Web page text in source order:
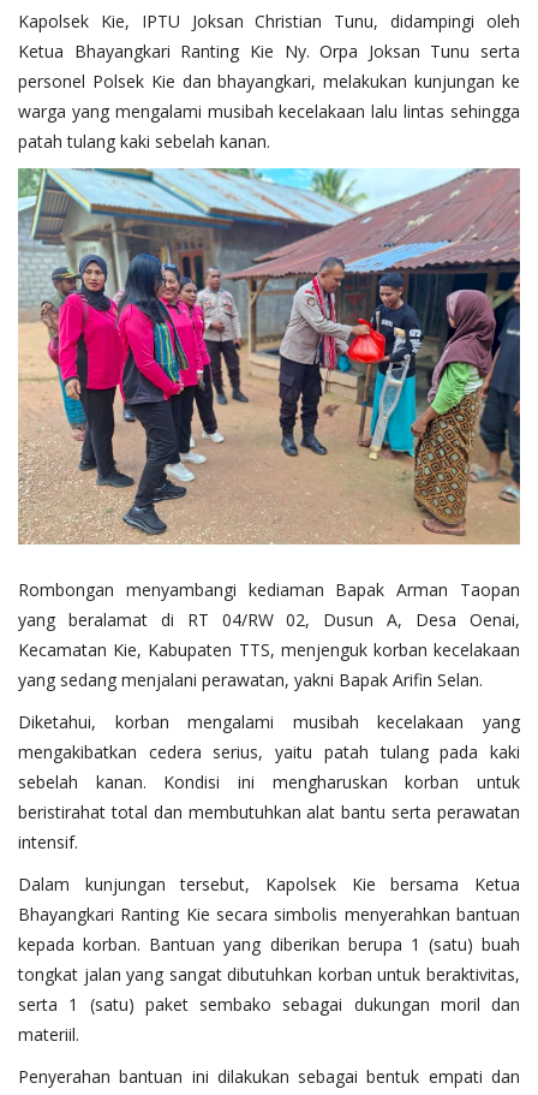
Kapolsek Kie, IPTU Joksan Christian Tunu, didampingi oleh
Ketua Bhayangkari Ranting Kie Ny. Orpa Joksan Tunu serta
personel Polsek Kie dan bhayangkari, melakukan kunjungan ke
warga yang mengalami musibah kecelakaan lalu lintas sehingga
patah tulang kaki sebelah kanan.
Rombongan menyambangi kediaman Bapak Arman Taopan
yang beralamat di RT 04/RW 02, Dusun A, Desa Oenai,
Kecamatan Kie, Kabupaten TTS, menjenguk korban kecelakaan
yang sedang menjalani perawatan, yakni Bapak Arifin Selan.
Diketahui, korban mengalami musibah kecelakaan yang
mengakibatkan cedera serius, yaitu patah tulang pada kaki
sebelah kanan. Kondisi ini mengharuskan korban untuk
beristirahat total dan membutuhkan alat bantu serta perawatan
intensif.
Dalam kunjungan tersebut, Kapolsek Kie bersama Ketua
Bhayangkari Ranting Kie secara simbolis menyerahkan bantuan
kepada korban. Bantuan yang diberikan berupa 1 (satu) buah
tongkat jalan yang sangat dibutuhkan korban untuk beraktivitas,
serta 1 (satu) paket sembako sebagai dukungan moril dan
materiil.
Penyerahan bantuan ini dilakukan sebagai bentuk empati dan